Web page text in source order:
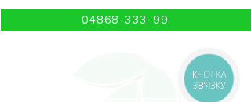
04868-333-99
КНОПКА
ЗВ'ЯЗКУ